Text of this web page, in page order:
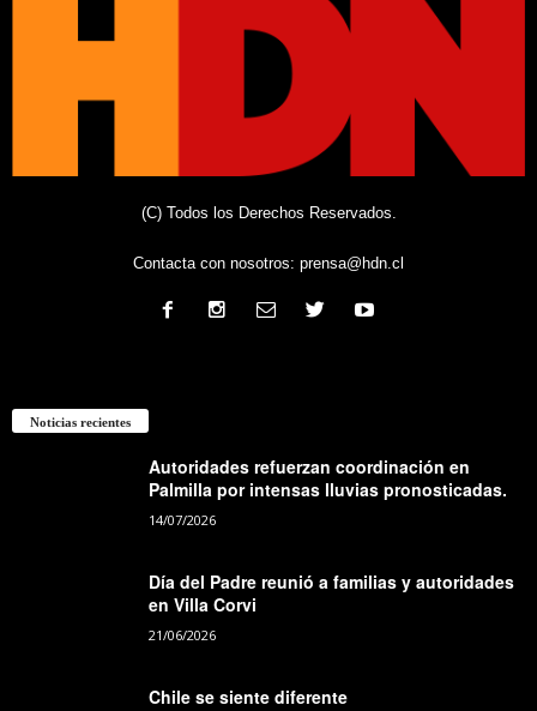
(C) Todos los Derechos Reservados.
Contacta con nosotros: prensa@hdn.cl
Noticias recientes
Autoridades refuerzan coordinación en
Palmilla por intensas lluvias pronosticadas.
14/07/2026
Día del Padre reunió a familias y autoridades
en Villa Corvi
21/06/2026
Chile se siente diferente